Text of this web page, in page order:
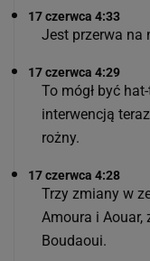
17 czerwca 4:33
Jest przerwa na
17 czerwca 4:29
To mógł być
interwencją
rożny.
17 czerwca 4:28
Trzy zmiany w
Amoura i Aouar,
Boudaoui.